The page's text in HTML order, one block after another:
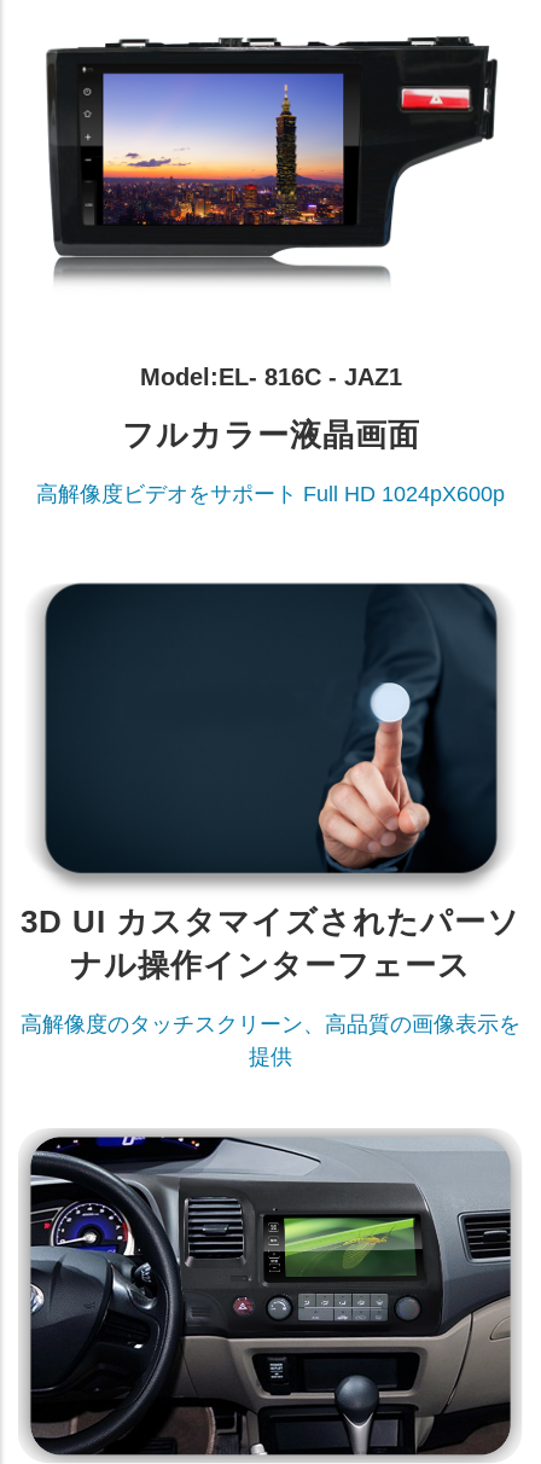
Model:EL- 816C - JAZ1
フルカラー液晶画面
高解像度ビデオをサポート Full HD 1024pX600p
3D UI カスタマイズされたパーソ
ナル操作インターフェース
高解像度のタッチスクリーン、高品質の画像表示を
提供